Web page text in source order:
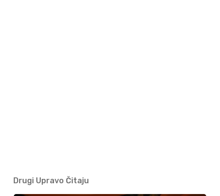
Drugi Upravo Čitaju